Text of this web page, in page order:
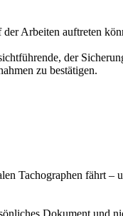
Arbeiten auftreten
der
zu bestätigen.
Tachographen fährt –
Dokument und